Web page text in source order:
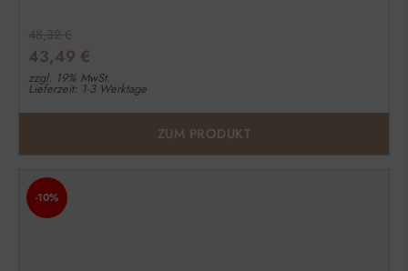
48,32€
43,49 €
zzgl. 19% MwSt.
Lieferzeit: 1-3 Werktage
ZUM PRODUKT
-10%